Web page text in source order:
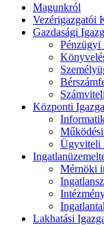
Magunkról
Vezérigazgatói
Gazdasági
Pénzügyi
Központi
Ügyviteli
Mérnöki
Lakhatási